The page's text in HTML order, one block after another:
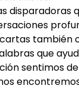
disparadoras
también
que
sentimos